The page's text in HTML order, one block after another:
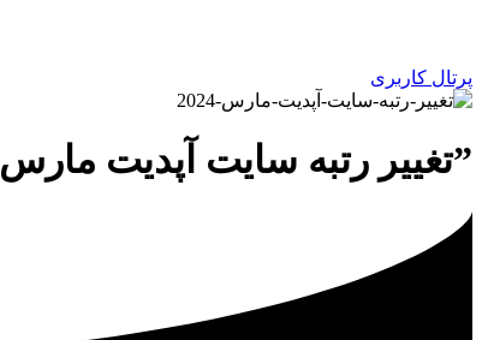
پرتال کاربری
”تغییر رتبه سایت آپدیت مارس ۲۰۲۴“